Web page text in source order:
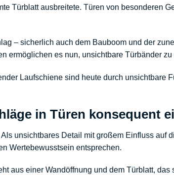
Türblatt ausbreitete. Türen von besonderen
– sicherlich auch dem Bauboom und der
ermöglichen es nun, unsichtbare Türbänder
Laufschiene sind heute durch unsichtbare
in Türen konsequent
unsichtbares Detail mit großem Einfluss auf
Wertebewusstsein entsprechen.
aus einer Wandöffnung und dem Türblatt, das